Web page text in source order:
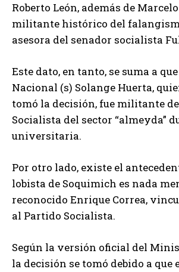
Roberto León, además de
militante histórico del
asesora del senador socialista
Este dato, en tanto, se suma a
Nacional (s) Solange Huerta,
tomó la decisión, fue militante
Socialista del sector “almeyda”
universitaria.
Por otro lado, existe el
lobista de Soquimich es nada
reconocido Enrique Correa,
al Partido Socialista.
Según la versión oficial del
la decisión se tomó debido a que